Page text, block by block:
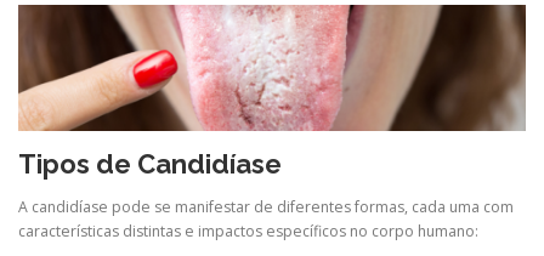
Tipos de Candidíase
A candidíase pode se manifestar de diferentes formas, cada uma com
características distintas e impactos específicos no corpo humano: